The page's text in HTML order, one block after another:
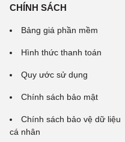
CHÍNH SÁCH
Bảng giá phần mềm
Hình thức thanh toán
Quy ước sử dụng
Chính sách bảo mật
Chính sách bảo vệ dữ liệu
cá nhân